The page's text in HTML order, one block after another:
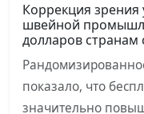
Коррекция зрения
швейной
долларов странам
показало, что
значительно